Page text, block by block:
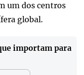
um dos centros
global.
importam para